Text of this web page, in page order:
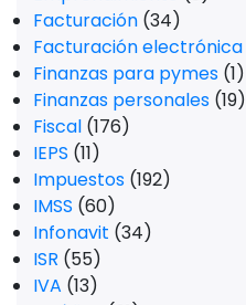
Facturación (34)
Facturación electrónica
Finanzas para pymes (1)
Finanzas personales (19)
Fiscal (176)
IEPS (11)
Impuestos (192)
IMSS (60)
Infonavit (34)
ISR (55)
IVA (13)